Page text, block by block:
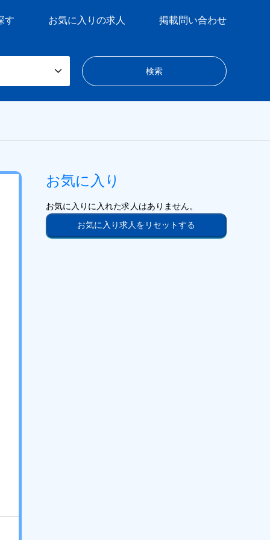
す お気に入りの求人 掲載問い合わせ
お気に入り
お気に入りに入れた求人はありません。
お気に入り求人をリセットする